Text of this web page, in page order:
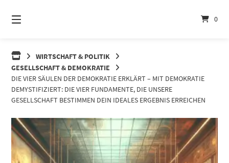
zum
Inhalt
0
WIRTSCHAFT & POLITIK
GESELLSCHAFT & DEMOKRATIE
DIE VIER SÄULEN DER DEMOKRATIE ERKLÄRT – MIT DEMOKRATIE
DEMYSTIFIZIERT: DIE VIER FUNDAMENTE, DIE UNSERE
GESELLSCHAFT BESTIMMEN DEIN IDEALES ERGEBNIS ERREICHEN